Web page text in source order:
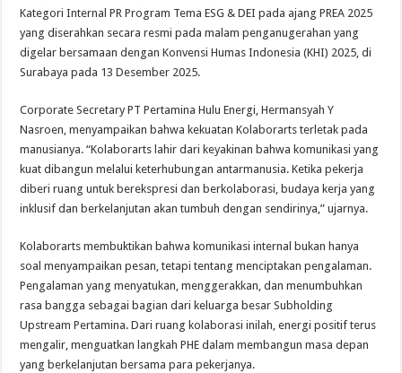
Kategori Internal PR Program Tema ESG & DEI pada ajang PREA 2025
yang diserahkan secara resmi pada malam penganugerahan yang
digelar bersamaan dengan Konvensi Humas Indonesia (KHI) 2025, di
Surabaya pada 13 Desember 2025.
Corporate Secretary PT Pertamina Hulu Energi, Hermansyah Y
Nasroen, menyampaikan bahwa kekuatan Kolaborarts terletak pada
manusianya. “Kolaborarts lahir dari keyakinan bahwa komunikasi yang
kuat dibangun melalui keterhubungan antarmanusia. Ketika pekerja
diberi ruang untuk berekspresi dan berkolaborasi, budaya kerja yang
inklusif dan berkelanjutan akan tumbuh dengan sendirinya,” ujarnya.
Kolaborarts membuktikan bahwa komunikasi internal bukan hanya
soal menyampaikan pesan, tetapi tentang menciptakan pengalaman.
Pengalaman yang menyatukan, menggerakkan, dan menumbuhkan
rasa bangga sebagai bagian dari keluarga besar Subholding
Upstream Pertamina. Dari ruang kolaborasi inilah, energi positif terus
mengalir, menguatkan langkah PHE dalam membangun masa depan
yang berkelanjutan bersama para pekerjanya.